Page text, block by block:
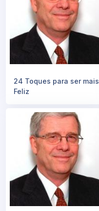
24 Toques para ser mais
Feliz